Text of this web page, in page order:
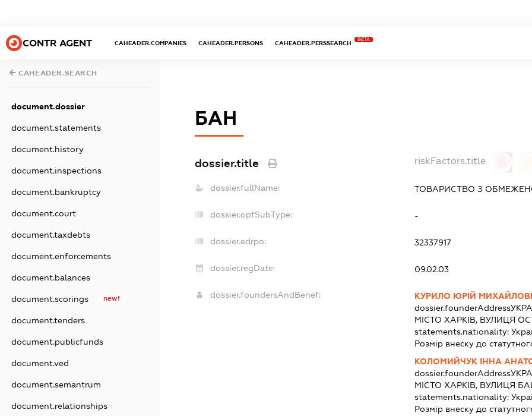
CONTR AGENT CAHEADER.COMPANIES CAHEADER.PERSONS CAHEADER.PERSSEARCH
BETA
CAHEADER.SEARCH
document.dossier
document.statements
document.history
document.inspections
document.bankruptcy
document.court
document.taxdebts
document.enforcements
document.balances
document.scorings new!
document.tenders
document.publicfunds
document.ved
document.semantrum
document.relationships
БАН
dossier.title riskFactors.title
dossier.fullName: ТОВАРИСТВО З
dossier.opfSubType: -
dossier.edrpo: 32337917
dossier.regDate: 09.02.03
dossier.foundersAndBenef:
КУРИЛО ЮРІЙ
dossier.founderAddress
МІСТО ХАРКІВ, ВУЛИЦЯ
statements.nationality:
Розмір внеску до
КОЛОМИЙЧУК ІННА
dossier.founderAddress
МІСТО ХАРКІВ, ВУЛИЦЯ
statements.nationality:
Розмір внеску до